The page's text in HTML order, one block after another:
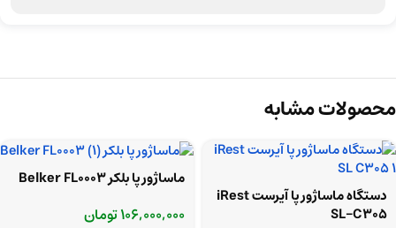
محصولات مشابه
دستگاه ماساژور پا آیرست iRest
SL-C305
ماساژور پا بلکر Belker FL0003
106,000,000تومان